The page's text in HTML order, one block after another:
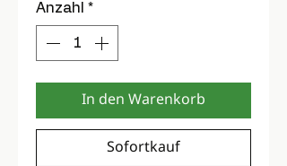
Anzahl *
In den Warenkorb
Sofortkauf